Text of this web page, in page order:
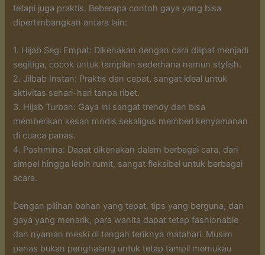
tetapi juga praktis. Beberapa contoh gaya yang bisa
dipertimbangkan antara lain:
1. Hijab Segi Empat: Dikenakan dengan cara dilipat menjadi
segitiga, cocok untuk tampilan sederhana namun stylish.
2. Jilbab Instan: Praktis dan cepat, sangat ideal untuk
aktivitas sehari-hari tanpa ribet.
3. Hijab Turban: Gaya ini sangat trendy dan bisa
memberikan kesan modis sekaligus memberi kenyamanan
di cuaca panas.
4. Pashmina: Dapat dikenakan dalam berbagai cara, dari
simpel hingga lebih rumit, sangat fleksibel untuk berbagai
acara.
Dengan pilihan bahan yang tepat, tips yang berguna, dan
gaya yang menarik, para wanita dapat tetap fashionable
dan nyaman meski di tengah teriknya matahari. Musim
panas bukan penghalang untuk tetap tampil memukau